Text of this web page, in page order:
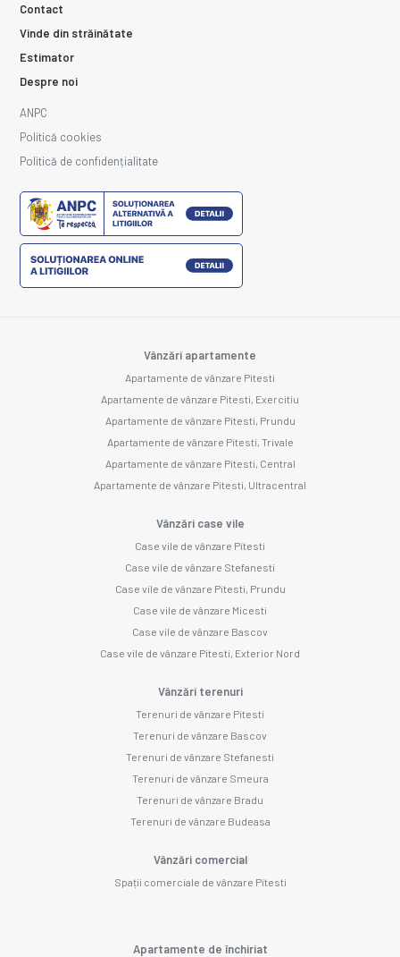
Contact
Vinde din străinătate
Estimator
Despre noi
ANPC
Politică cookies
Politică de confidențialitate
Vânzări apartamente
Apartamente de vânzare Pitesti
Apartamente de vânzare Pitesti, Exercitiu
Apartamente de vânzare Pitesti, Prundu
Apartamente de vânzare Pitesti, Trivale
Apartamente de vânzare Pitesti, Central
Apartamente de vânzare Pitesti, Ultracentral
Vânzări case vile
Case vile de vânzare Pitesti
Case vile de vânzare Stefanesti
Case vile de vânzare Pitesti, Prundu
Case vile de vânzare Micesti
Case vile de vânzare Bascov
Case vile de vânzare Pitesti, Exterior Nord
Vânzări terenuri
Terenuri de vânzare Pitesti
Terenuri de vânzare Bascov
Terenuri de vânzare Stefanesti
Terenuri de vânzare Smeura
Terenuri de vânzare Bradu
Terenuri de vânzare Budeasa
Vânzări comercial
Spații comerciale de vânzare Pitesti
Apartamente de închiriat